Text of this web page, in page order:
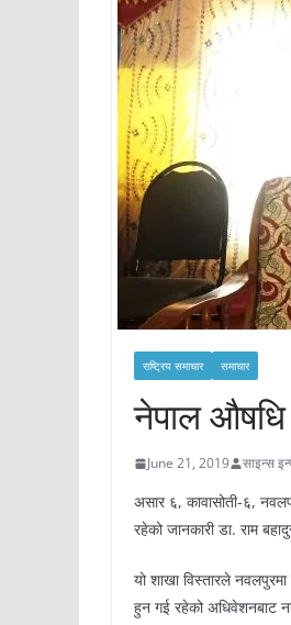
राष्ट्रिय समाचार समाचार
नेपाल
June 21, 2019 साइन्स
असार ६, कावासोती-६,
रहेको जानकारी डा. राम
यो शाखा विस्तारले
हुन गई रहेको अधिवेशनबाट